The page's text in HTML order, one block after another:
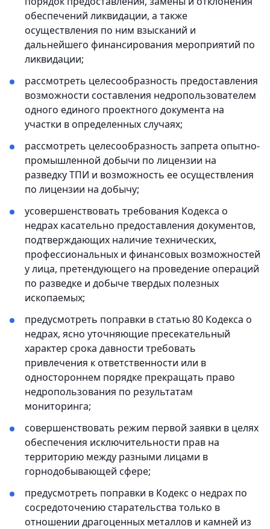
обеспечений ликвидации, а также
осуществления по ним взысканий и
дальнейшего финансирования мероприятий по
ликвидации;
рассмотреть целесообразность предоставления
возможности составления недропользователем
одного единого проектного документа на
участки в определенных случаях;
рассмотреть целесообразность запрета опытно-
промышленной добычи по лицензии на
разведку ТПИ и возможность ее осуществления
по лицензии на добычу;
усовершенствовать требования Кодекса о
недрах касательно предоставления документов,
подтверждающих наличие технических,
профессиональных и финансовых возможностей
у лица, претендующего на проведение операций
по разведке и добыче твердых полезных
ископаемых;
предусмотреть поправки в статью 80 Кодекса о
недрах, ясно уточняющие пресекательный
характер срока давности требовать
привлечения к ответственности или в
одностороннем порядке прекращать право
недропользования по результатам
мониторинга;
совершенствовать режим первой заявки в целях
обеспечения исключительности прав на
территорию между разными лицами в
горнодобывающей сфере;
предусмотреть поправки в Кодекс о недрах по
сосредоточению старательства только в
отношении драгоценных металлов и камней из